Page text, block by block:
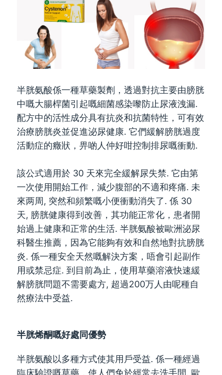
半胱氨酸係一種草藥製劑，透過對抗主要由膀胱
中嘅大腸桿菌引起嘅細菌感染嚟防止尿液洩漏.
配方中的活性成分具有抗炎和抗菌特性，可有效
治療膀胱炎並促進泌尿健康. 它們緩解膀胱過度
活動症的癥狀，畀啲人仲好咁控制排尿嘅衝動.
該公式適用於 30 天來完全緩解尿失禁. 它由第
一次使用開始工作，減少腹部的不適和疼痛. 未
來两周, 突然和頻繁嘅小便衝動消失了. 係 30
天, 膀胱健康得到改善，其功能正常化，患者開
始過上健康和正常的生活. 半胱氨酸被歐洲泌尿
科醫生推薦，因為它能夠有效和自然地對抗膀胱
炎. 係一種安全天然嘅解決方案，唔會引起副作
用或禁忌症. 到目前為止，使用草藥溶液快速緩
解膀胱問題不需要處方, 超過200万人由呢種自
然療法中受益.
半胱烯酮嘅好處同優勢
半胱氨酸以多種方式使其用戶受益. 係一種經過